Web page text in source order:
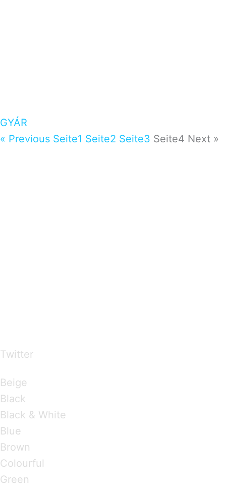
GYÁR
« Previous Seite1 Seite2 Seite3 Seite4 Next »
Twitter
Beige
Black
Black & White
Blue
Brown
Colourful
Green